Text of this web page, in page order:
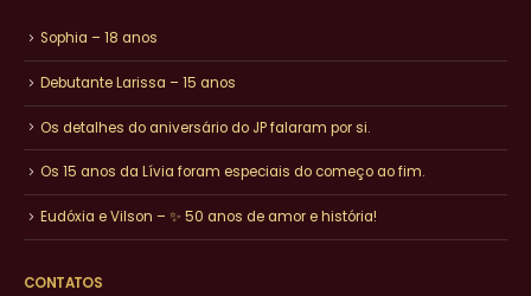
Sophia – 18 anos
Debutante Larissa – 15 anos
Os detalhes do aniversário do JP falaram por si.
Os 15 anos da Lívia foram especiais do começo ao fim.
Eudóxia e Vilson – ✨ 50 anos de amor e história!
CONTATOS